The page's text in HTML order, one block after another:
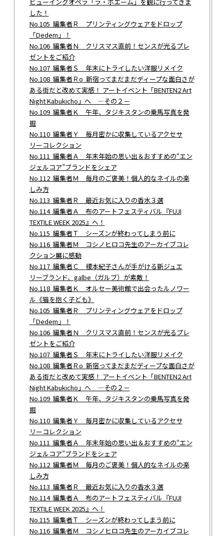
した！
No.105 編集者Ｒ プリンティングウェアをドロップ
「Dedem」！
No.106 編集者Ｎ クリスマス直前！センスが光るプレ
ゼントをご紹介
No.107 編集者Ｓ 年末にトライしたい洋服リメイク
No.108 編集者Ｒo 新宿ってまだまだディープな面白さが
ある街だと改めて実感！ アートイベント「BENTEN2 Art
Night Kabukicho」へ ―その２－
No.109 編集者Ｋ 午年、タジキスタンの乗馬写真を発
掘
No.110 編集者Ｙ 毎月密かに収集しているアクセサ
リーコレクション
No.111 編集者Ａ 年末年始の思い出＆おすすめの“エン
ジェルコア”ブランドをシェア
No.112 編集者Ｍ 毎月のご褒美！個人的なネイルの楽
しみ方
No.113 編集者Ｒ 最近お気に入りの香水３選
No.114 編集者Ａ 布のアートフェスティバル『FUJI
TEXTILE WEEK 2025』へ！
No.115 編集者Ｔ シーズンが終わってしまう前に
No.116 編集者Ｍ コシノヒロコ先生のアーカイブコレ
クション展に感動
No.117 編集者Ｃ 榎本紀子さんが手がける新ジュエ
リーブランド、galbe（ガルブ）が素敵！
No.118 編集者Ｋ オルセー美術館で出会ったルノワー
ル《猫を抱く子ども》
No.105 編集者Ｒ プリンティングウェアをドロップ
「Dedem」！
No.106 編集者Ｎ クリスマス直前！センスが光るプレ
ゼントをご紹介
No.107 編集者Ｓ 年末にトライしたい洋服リメイク
No.108 編集者Ｒo 新宿ってまだまだディープな面白さが
ある街だと改めて実感！ アートイベント「BENTEN2 Art
Night Kabukicho」へ ―その２－
No.109 編集者Ｋ 午年、タジキスタンの乗馬写真を発
掘
No.110 編集者Ｙ 毎月密かに収集しているアクセサ
リーコレクション
No.111 編集者Ａ 年末年始の思い出＆おすすめの“エン
ジェルコア”ブランドをシェア
No.112 編集者Ｍ 毎月のご褒美！個人的なネイルの楽
しみ方
No.113 編集者Ｒ 最近お気に入りの香水３選
No.114 編集者Ａ 布のアートフェスティバル『FUJI
TEXTILE WEEK 2025』へ！
No.115 編集者Ｔ シーズンが終わってしまう前に
No.116 編集者Ｍ コシノヒロコ先生のアーカイブコレ